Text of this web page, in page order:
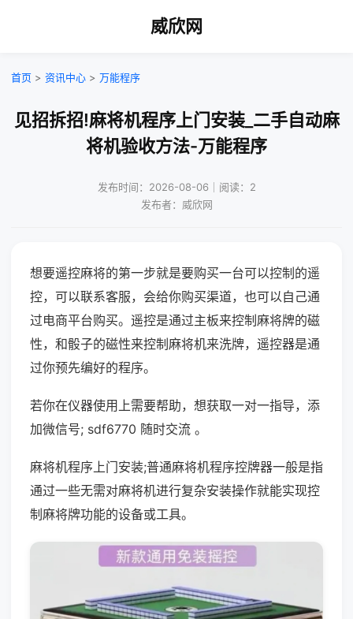
威欣网
首页 > 资讯中心 > 万能程序
见招拆招!麻将机程序上门安装_二手自动麻
将机验收方法-万能程序
发布时间：2026-08-06｜阅读：2
发布者：威欣网
想要遥控麻将的第一步就是要购买一台可以控制的遥
控，可以联系客服，会给你购买渠道，也可以自己通
过电商平台购买。遥控是通过主板来控制麻将牌的磁
性，和骰子的磁性来控制麻将机来洗牌，遥控器是通
过你预先编好的程序。
若你在仪器使用上需要帮助，想获取一对一指导，添
加微信号; sdf6770 随时交流 。
麻将机程序上门安装;普通麻将机程序控牌器一般是指
通过一些无需对麻将机进行复杂安装操作就能实现控
制麻将牌功能的设备或工具。